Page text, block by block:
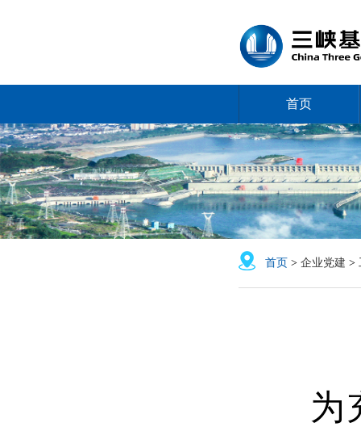
首页
首页 > 企业党建 >
为